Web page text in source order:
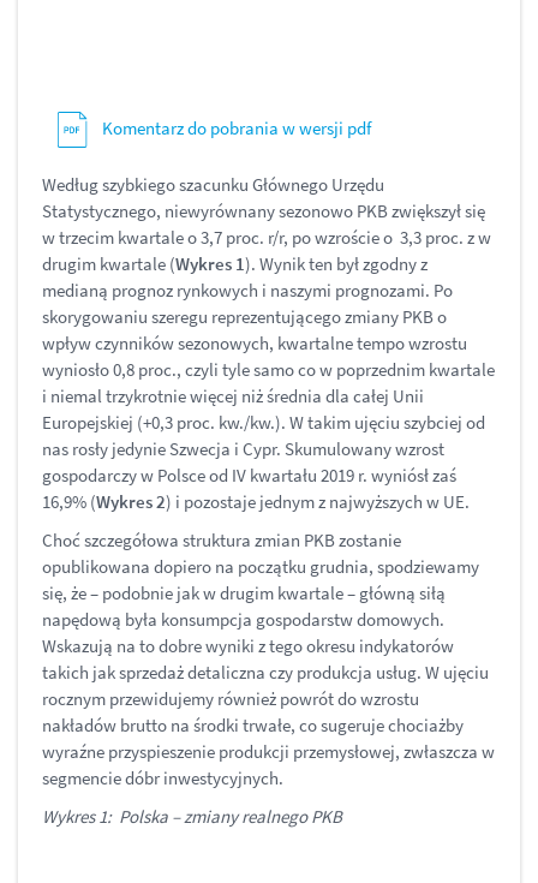
Komentarz do pobrania w wersji pdf
Według szybkiego szacunku Głównego Urzędu
Statystycznego, niewyrównany sezonowo PKB zwiększył się
w trzecim kwartale o 3,7 proc. r/r, po wzroście o 3,3 proc. z w
drugim kwartale (Wykres 1). Wynik ten był zgodny z
medianą prognoz rynkowych i naszymi prognozami. Po
skorygowaniu szeregu reprezentującego zmiany PKB o
wpływ czynników sezonowych, kwartalne tempo wzrostu
wyniosło 0,8 proc., czyli tyle samo co w poprzednim kwartale
i niemal trzykrotnie więcej niż średnia dla całej Unii
Europejskiej (+0,3 proc. kw./kw.). W takim ujęciu szybciej od
nas rosły jedynie Szwecja i Cypr. Skumulowany wzrost
gospodarczy w Polsce od IV kwartału 2019 r. wyniósł zaś
16,9% (Wykres 2) i pozostaje jednym z najwyższych w UE.
Choć szczegółowa struktura zmian PKB zostanie
opublikowana dopiero na początku grudnia, spodziewamy
się, że – podobnie jak w drugim kwartale – główną siłą
napędową była konsumpcja gospodarstw domowych.
Wskazują na to dobre wyniki z tego okresu indykatorów
takich jak sprzedaż detaliczna czy produkcja usług. W ujęciu
rocznym przewidujemy również powrót do wzrostu
nakładów brutto na środki trwałe, co sugeruje chociażby
wyraźne przyspieszenie produkcji przemysłowej, zwłaszcza w
segmencie dóbr inwestycyjnych.
Wykres 1: Polska – zmiany realnego PKB